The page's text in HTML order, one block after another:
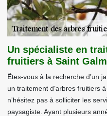
Un spécialiste en
fruitiers à Saint
Êtes-vous à la recherche d’un
un traitement d’arbres fruitiers
n’hésitez pas à solliciter les
paysagiste. Ayant plusieurs